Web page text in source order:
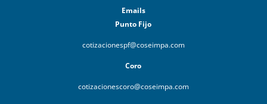
Emails
Punto Fijo
cotizacionespf@coseimpa.com
Coro
cotizacionescoro@coseimpa.com